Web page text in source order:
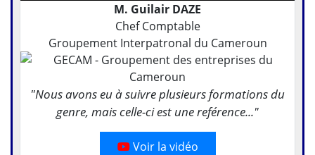
M. Guilair DAZE
Chef Comptable
Groupement Interpatronal du Cameroun
"Nous avons eu à suivre plusieurs formations du
genre, mais celle-ci est une reférence..."
Voir la vidéo